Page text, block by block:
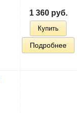
1 360 руб.
Купить
Подробнее